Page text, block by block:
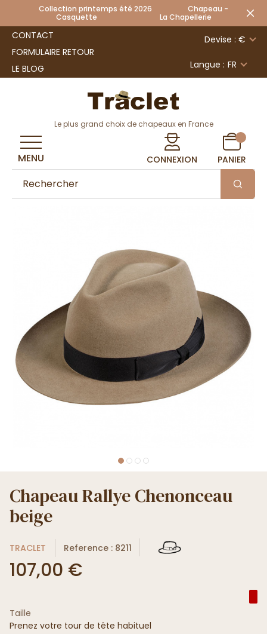
Collection printemps été 2026 Chapeau -
Casquette La Chapellerie
CONTACT
FORMULAIRE RETOUR
LE BLOG
Devise : €
Langue : FR
Le plus grand choix de chapeaux en France
CONNEXION PANIER
MENU
Chapeau Rallye Chenonceau
beige
TRACLET Reference : 8211
107,00 €
Taille
Prenez votre tour de tête habituel